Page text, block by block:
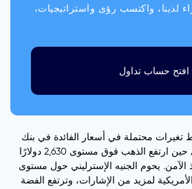
لدينا، واكتسب رؤى واستراتيجيات،
افتح حساب تداول
عند 157 ين وسط تغيرات محتملة في أسعار الفائدة في بنك
اليابان ومخاطر التدخل، في حين ارتفع الذهب فوق مستوى 2,630 دولارًا
الآمن. يحوم الجنيه الإسترليني حول مستوى
الأمريكية لمزيد من الإشارات، وترتفع الفضة